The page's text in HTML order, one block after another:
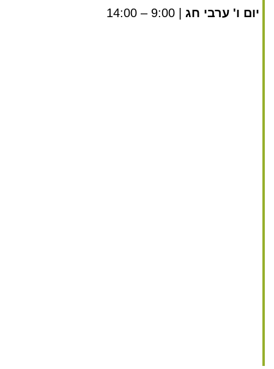
יום ו' ערבי חג | 9:00 – 14:00